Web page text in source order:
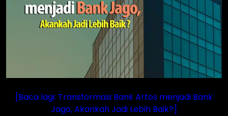
[Baca lagi: Transformasi Bank Artos menjadi Bank
Jago, Akankah Jadi Lebih Baik?]